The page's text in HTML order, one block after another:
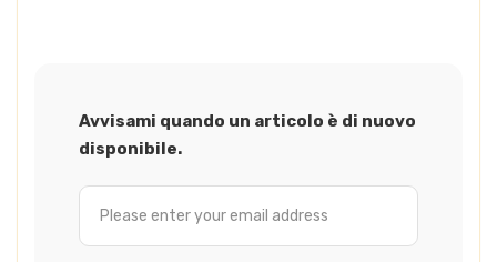
Avvisami quando un articolo è di nuovo
disponibile.